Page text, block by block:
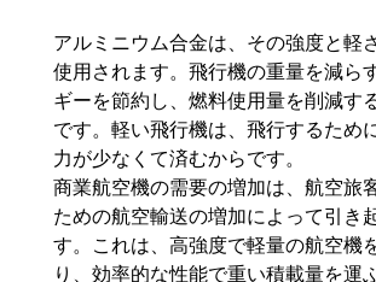
アルミニウム合金は、その強度と軽
使用されます。飛行機の重量を減ら
ギーを節約し、燃料使用量を削減す
です。軽い飛行機は、飛行するため
力が少なくて済むからです。
商業航空機の需要の増加は、航空旅
ための航空輸送の増加によって引き
す。これは、高強度で軽量の航空機
り、効率的な性能で重い積載量を運